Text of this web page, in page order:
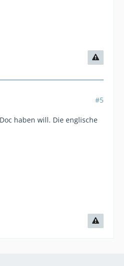
#5
haben will. Die englische